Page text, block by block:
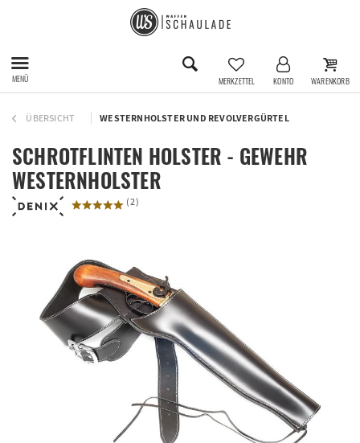
MENÜ MERKZETTEL KONTO WARENKORB
ÜBERSICHT WESTERNHOLSTER UND REVOLVERGÜRTEL
SCHROTFLINTEN HOLSTER - GEWEHR
WESTERNHOLSTER
(2)